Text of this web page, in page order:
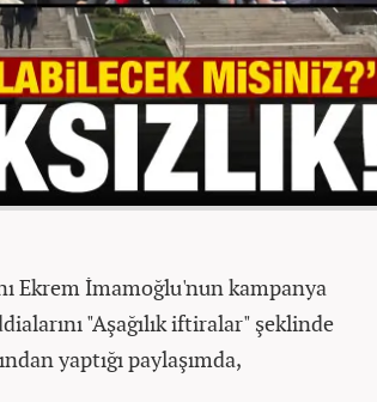
Ekrem İmamoğlu'nun kampanya
"Aşağılık iftiralar" şeklinde
yaptığı paylaşımda,